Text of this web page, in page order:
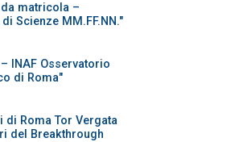
matricola –
Scienze MM.FF.NN."
– INAF Osservatorio
di Roma"
di Roma Tor Vergata
del Breakthrough